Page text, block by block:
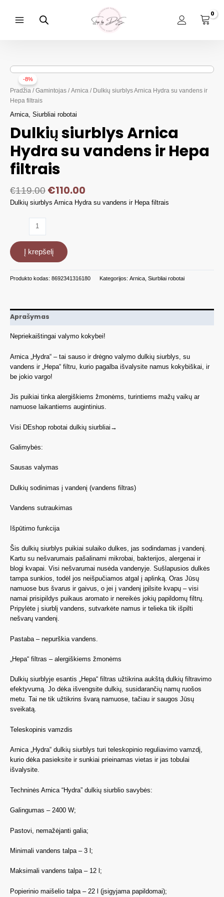
turinio
-8%
Pradžia /Gamintojas /Arnica / Dulkių siurblys Arnica Hydra su vandens ir
Hepa filtrais
Arnica, Siurbliai robotai
Dulkių siurblys Arnica
Hydra su vandens ir Hepa
filtrais
€119.00 €110.00
Dulkių siurblys Arnica Hydra su vandens ir Hepa filtrais
Dulkių
siurblys
Arnica
su
Hepa
filtrais
Į krepšelį
Produkto kodas: 8692341316180 Kategorijos: Arnica Siurbliai robotai
Aprašymas
Nepriekaištingai valymo kokybei!
Arnica „Hydra“ – tai sauso ir drėgno valymo dulkių siurblys, su
vandens ir „Hepa“ filtru, kurio pagalba išvalysite namus kokybiškai, ir
be jokio vargo!
Jis puikiai tinka alergiškiems žmonėms, turintiems mažų vaikų ar
namuose laikantiems augintinius.
Visi DEshop robotai dulkių siurbliai→
Galimybės:
Sausas valymas
Dulkių sodinimas į vandenį (vandens filtras)
Vandens sutraukimas
Išpūtimo funkcija
Šis dulkių siurblys puikiai sulaiko dulkes, jas sodindamas į vandenį.
Kartu su nešvarumais pašalinami mikrobai, bakterijos, alergenai ir
blogi kvapai. Visi nešvarumai nusėda vandenyje. Sušlapusios dulkės
tampa sunkios, todėl jos neišpučiamos atgal į aplinką. Oras Jūsų
namuose bus švarus ir gaivus, o jei į vandenį įpilsite kvapų – visi
namai prisipildys puikaus aromato ir nereikės jokių papildomų filtrų.
Pripylėte į siurblį vandens, sutvarkėte namus ir telieka tik išpilti
nešvarų vandenį.
Pastaba – nepurškia vandens.
„Hepa“ filtras – alergiškiems žmonėms
Dulkių siurblyje esantis „Hepa“ filtras užtikrina aukštą dulkių filtravimo
efektyvumą. Jo dėka išvengsite dulkių, susidarančių namų ruošos
metu. Tai ne tik užtikrins švarą namuose, tačiau ir saugos Jūsų
sveikatą.
Teleskopinis vamzdis
Arnica „Hydra“ dulkių siurblys turi teleskopinio reguliavimo vamzdį,
kurio dėka pasieksite ir sunkiai prieinamas vietas ir jas tobulai
išvalysite.
Techninės Arnica “Hydra” dulkių siurblio savybės:
Galingumas – 2400 W;
Pastovi, nemažėjanti galia;
Minimali vandens talpa – 3 l;
Maksimali vandens talpa – 12 l;
Popierinio maišelio talpa – 22 l (įsigyjama papildomai);